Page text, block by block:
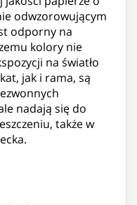
odwzorowującym
odporny na
kolory nie
na światło
jak i rama, są
nadają się do
także w